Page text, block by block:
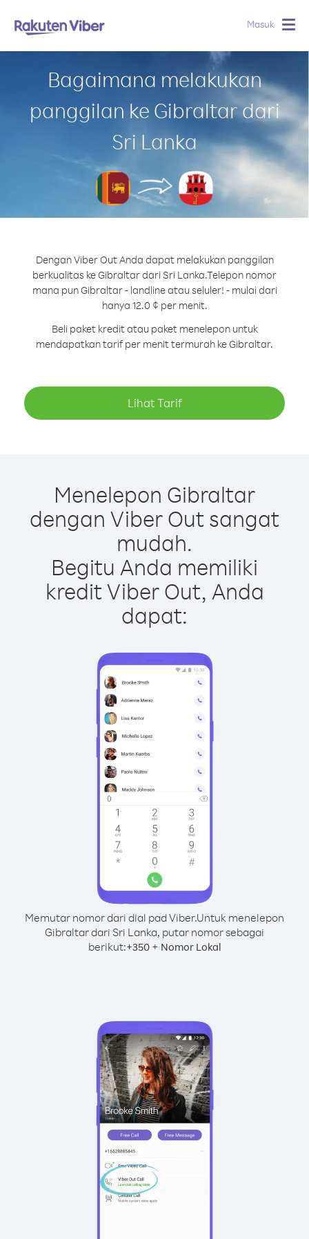
Masuk
Bagaimana melakukan
panggilan ke Gibraltar dari
Sri Lanka
Dengan Viber Out Anda dapat melakukan panggilan
berkualitas ke Gibraltar dari Sri Lanka.Telepon nomor
mana pun Gibraltar - landline atau seluler! - mulai dari
hanya 12.0 ¢ per menit.
Beli paket kredit atau paket menelepon untuk
mendapatkan tarif per menit termurah ke Gibraltar.
Lihat Tarif
Menelepon Gibraltar
dengan Viber Out sangat
mudah.
Begitu Anda memiliki
kredit Viber Out, Anda
dapat:
Memutar nomor dari dial pad Viber.Untuk menelepon
Gibraltar dari Sri Lanka, putar nomor sebagai
berikut:+350+ Nomor Lokal